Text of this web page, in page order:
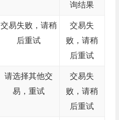
询结果
交易失败，请稍
后重试
交易失
败，请稍
后重试
请选择其他交
易，重试
交易失
败，请稍
后重试